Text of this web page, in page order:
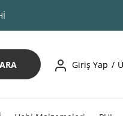
ARA Giriş Yap